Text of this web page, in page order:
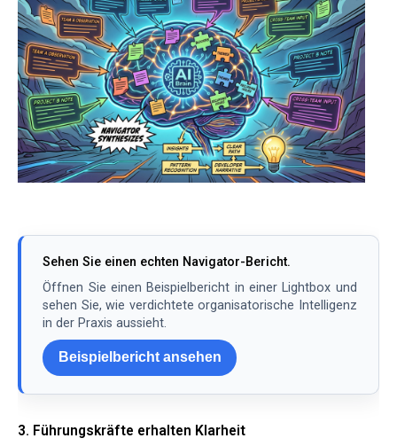
Sehen Sie einen echten Navigator-Bericht.
Öffnen Sie einen Beispielbericht in einer Lightbox und
sehen Sie, wie verdichtete organisatorische Intelligenz
in der Praxis aussieht.
Beispielbericht ansehen
3. Führungskräfte erhalten Klarheit